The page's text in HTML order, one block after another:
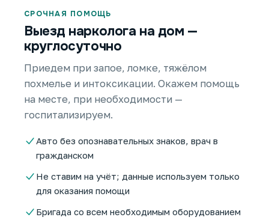
СРОЧНАЯ ПОМОЩЬ
Выезд нарколога на дом —
круглосуточно
Приедем при запое, ломке, тяжёлом
похмелье и интоксикации. Окажем помощь
на месте, при необходимости —
госпитализируем.
Авто без опознавательных знаков, врач в
гражданском
Не ставим на учёт; данные используем только
для оказания помощи
Бригада со всем необходимым оборудованием